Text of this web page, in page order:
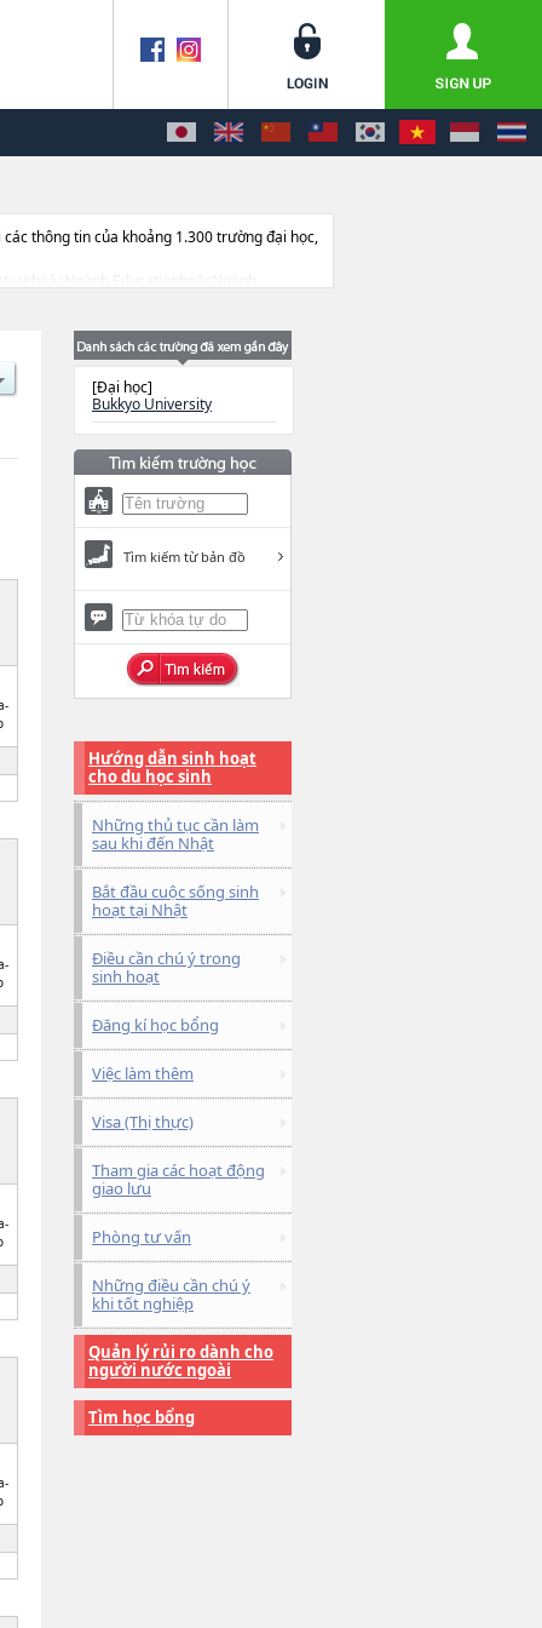
các thông tin của khoảng 1.300 trường đại học,
EducationhoặcNgành
[Đại học]
Bukkyo University
Tìm kiếm từ bản đồ
Hướng dẫn sinh hoạt
cho du học sinh
Những thủ tục cần làm
sau khi đến Nhật
Bắt đầu cuộc sống sinh
hoạt tại Nhật
Điều cần chú ý trong
sinh hoạt
Đăng kí học bổng
Việc làm thêm
Visa (Thị thực)
Tham gia các hoạt động
giao lưu
Phòng tư vấn
Những điều cần chú ý
khi tốt nghiệp
Quản lý rủi ro dành cho
người nước ngoài
Tìm học bổng